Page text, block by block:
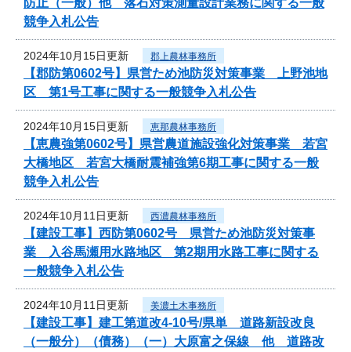
競争入札公告
2024年10月15日更新 郡上農林事務所
【郡防第0602号】県営ため池防災対策事業 上野池地
区 第1号工事に関する一般競争入札公告
2024年10月15日更新 恵那農林事務所
【恵農強第0602号】県営農道施設強化対策事業 若宮
大橋地区 若宮大橋耐震補強第6期工事に関する一般
競争入札公告
2024年10月11日更新 西濃農林事務所
【建設工事】西防第0602号 県営ため池防災対策事
業 入谷馬瀬用水路地区 第2期用水路工事に関する
一般競争入札公告
2024年10月11日更新 美濃土木事務所
【建設工事】建工第道改4-10号/県単 道路新設改良
（一般分）（債務）（一）大原富之保線 他 道路改